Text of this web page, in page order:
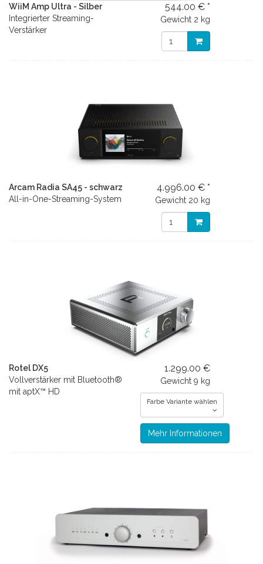
WiiM Amp Ultra - Silber
Integrierter Streaming-
Verstärker
544.00 € *
Gewicht 2 kg
Arcam Radia SA45 - schwarz
All-in-One-Streaming-System
4.996.00 € *
Gewicht 20 kg
Rotel DX5
Vollverstärker mit Bluetooth®
mit aptX™ HD
1.299.00 €
Gewicht 9 kg
Farbe Variante wählen
Mehr Informationen